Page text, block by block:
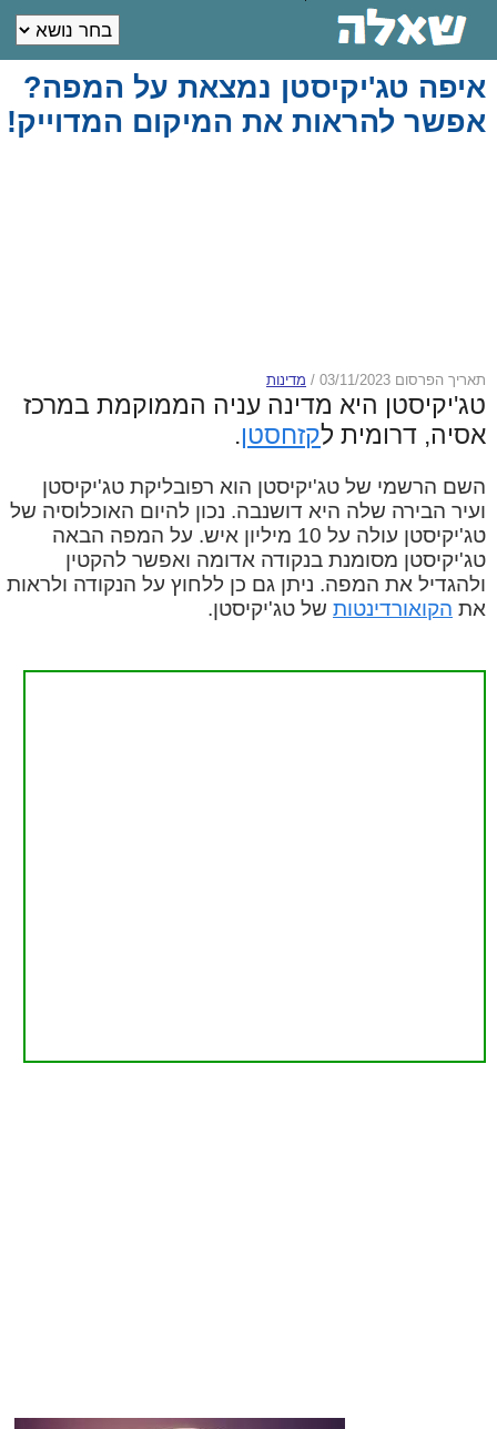
איפה טג'יקיסטן נמצאת על המפה?
אפשר להראות את המיקום המדוייק!
תאריך הפרסום 03/11/2023 / מדינות
טג'יקיסטן היא מדינה עניה הממוקמת במרכז
אסיה, דרומית לקזחסטן.
השם הרשמי של טג'יקיסטן הוא רפובליקת טג'יקיסטן
ועיר הבירה שלה היא דושנבה. נכון להיום האוכלוסיה של
טג'יקיסטן עולה על 10 מיליון איש. על המפה הבאה
טג'יקיסטן מסומנת בנקודה אדומה ואפשר להקטין
ולהגדיל את המפה. ניתן גם כן ללחוץ על הנקודה ולראות
את הקואורדינטות של טג'יקיסטן.